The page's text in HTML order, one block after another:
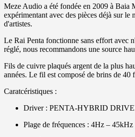
Meze Audio a été fondée en 2009 à Baia
expérimentant avec des pièces déjà sur
d'artistes.
Le Rai Penta fonctionne sans effort avec
réglé, nous recommandons une source
Fils de cuivre plaqués argent de la plus
années. Le fil est composé de brins de
Caratcéristiques :
Driver : PENTA-HYBRID DRIVER
Plage de fréquences : 4Hz – 45kHz